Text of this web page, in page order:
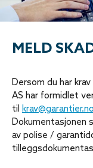
MELD
Dersom du har
AS har formidlet
til krav@garantier.no
Dokumentasjonen
av polise /